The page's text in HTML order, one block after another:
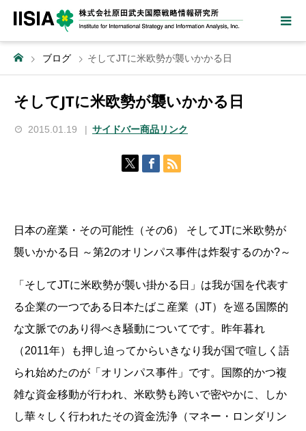
ブログ そしてJTに米欧勢が襲いかかる日
そしてJTに米欧勢が襲いかかる日
2015.01.19 サイドバー商品リンク
日本の産業・その可能性（その6） そしてJTに米欧勢が
襲いかかる日 ～第2のオリンパス事件は炸裂するのか?～
「そしてJTに米欧勢が襲い掛かる日」は我が国を代表す
る企業の一つである日本たばこ産業（JT）を巡る国際的
な文脈でのあり得べき騒動についてです。昨年暮れ
（2011年）も押し迫ってからいきなり我が国で喧しく語
られ始めたのが「オリンパス事件」です。国際的かつ複
雑な資金移動が行われ、米欧勢も跨いで密やかに、しか
し華々しく行われたその資金洗浄（マネー・ロンダリン